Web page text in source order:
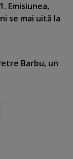
Emisiunea,
se mai uită la
Barbu, un